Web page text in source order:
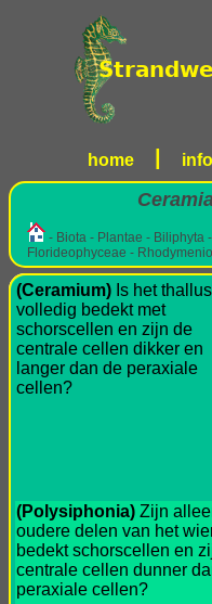
home
- Biota - Plantae - Biliphyta -
Florideophyceae -
(Ceramium) Is het thallus
volledig bedekt met
schorscellen en zijn de
centrale cellen dikker en
langer dan de peraxiale
cellen?
(Polysiphonia) Zijn
oudere delen van het
bedekt schorscellen en
centrale cellen dunner
peraxiale cellen?